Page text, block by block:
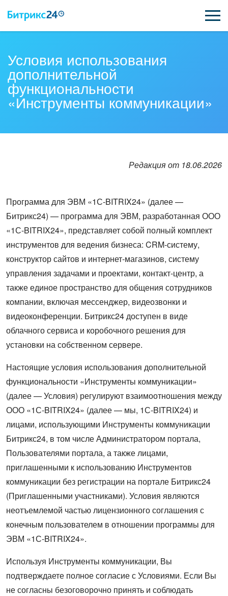
ЦЕНЫ
ИНТЕГРАЦИИ
ВХОД
Условия использования
дополнительной
функциональности
«Инструменты коммуникации»
Редакция от 18.06.2026
Программа для ЭВМ «1С-BITRIX24» (далее —
Битрикс24) — программа для ЭВМ, разработанная ООО
«1С-BITRIX24», представляет собой полный комплект
инструментов для ведения бизнеса: CRM-систему,
конструктор сайтов и интернет-магазинов, систему
управления задачами и проектами, контакт-центр, а
также единое пространство для общения сотрудников
компании, включая мессенджер, видеозвонки и
видеоконференции. Битрикс24 доступен в виде
облачного сервиса и коробочного решения для
установки на собственном сервере.
Настоящие условия использования дополнительной
функциональности «Инструменты коммуникации»
(далее — Условия) регулируют взаимоотношения между
ООО «1С-BITRIX24» (далее — мы, 1С-BITRIX24) и
лицами, использующими Инструменты коммуникации
Битрикс24, в том числе Администратором портала,
Пользователями портала, а также лицами,
приглашенными к использованию Инструментов
коммуникации без регистрации на портале Битрикс24
(Приглашенными участниками). Условия являются
неотъемлемой частью лицензионного соглашения с
конечным пользователем в отношении программы для
ЭВМ «1С-BITRIX24».
Используя Инструменты коммуникации, Вы
подтверждаете полное согласие с Условиями. Если Вы
не согласны безоговорочно принять и соблюдать